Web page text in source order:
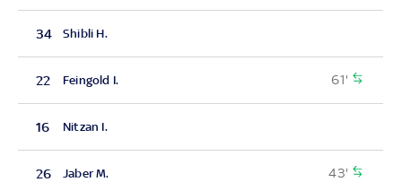
34 Shibli H.
22 Feingold I. 61'
16 Nitzan I.
26 Jaber M. 43'